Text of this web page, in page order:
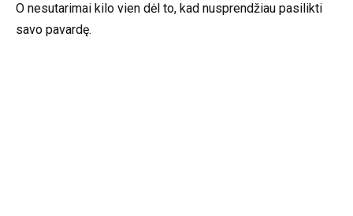
O nesutarimai kilo vien dėl to, kad nusprendžiau pasilikti
savo pavardę.